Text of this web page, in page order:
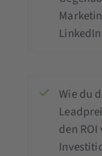
Wie du
den